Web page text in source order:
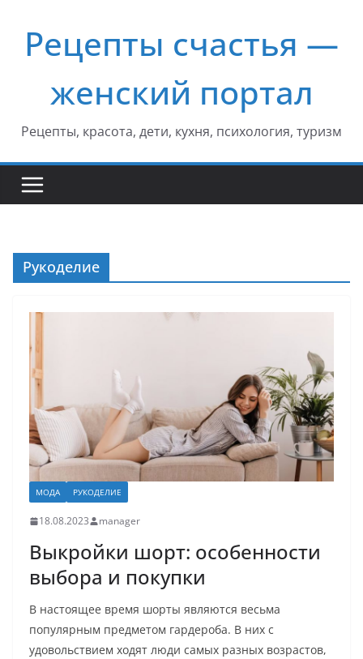
содержимому
Рецепты счастья —
женский портал
Рецепты, красота, дети, кухня, психология, туризм
Рукоделие
МОДА РУКОДЕЛИЕ
18.08.2023 manager
Выкройки шорт: особенности
выбора и покупки
В настоящее время шорты являются весьма
популярным предметом гардероба. В них с
удовольствием ходят люди самых разных возрастов,